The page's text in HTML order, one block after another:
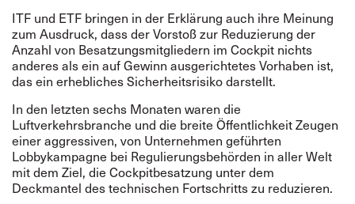
ITF und ETF bringen in der Erklärung auch ihre Meinung
zum Ausdruck, dass der Vorstoß zur Reduzierung der
Anzahl von Besatzungsmitgliedern im Cockpit nichts
anderes als ein auf Gewinn ausgerichtetes Vorhaben ist,
das ein erhebliches Sicherheitsrisiko darstellt.
In den letzten sechs Monaten waren die
Luftverkehrsbranche und die breite Öffentlichkeit Zeugen
einer aggressiven, von Unternehmen geführten
Lobbykampagne bei Regulierungsbehörden in aller Welt
mit dem Ziel, die Cockpitbesatzung unter dem
Deckmantel des technischen Fortschritts zu reduzieren.